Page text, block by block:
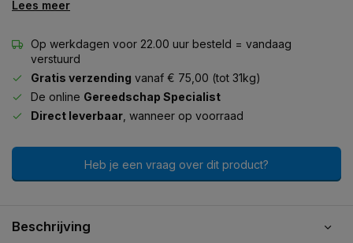
Lees meer
Op werkdagen voor 22.00 uur besteld = vandaag
verstuurd
Gratis verzending vanaf € 75,00 (tot 31kg)
De online Gereedschap Specialist
Direct leverbaar , wanneer op voorraad
Heb je een vraag over dit product?
Beschrijving